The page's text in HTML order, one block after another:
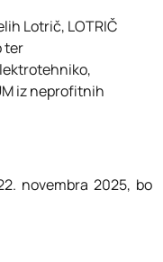
Lotrič, LOTRIČ
ter
iz neprofitnih
novembra 2025, bo